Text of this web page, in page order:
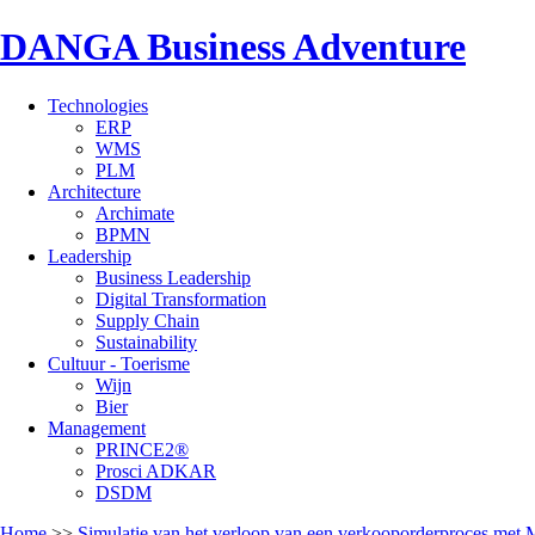
DANGA Business Adventure
Technologies
ERP
WMS
PLM
Architecture
Archimate
BPMN
Leadership
Business Leadership
Digital Transformation
Supply Chain
Sustainability
Cultuur - Toerisme
Wijn
Bier
Management
PRINCE2®
Prosci ADKAR
DSDM